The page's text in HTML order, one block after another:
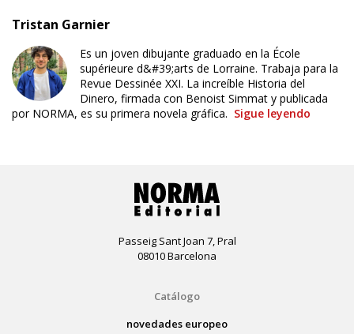
Tristan Garnier
Es un joven dibujante graduado en la École
supérieure d&#39;arts de Lorraine. Trabaja para la
Revue Dessinée XXI. La increíble Historia del
Dinero, firmada con Benoist Simmat y publicada
por NORMA, es su primera novela gráfica. Sigue leyendo
Passeig Sant Joan 7, Pral
08010 Barcelona
Catálogo
novedades europeo